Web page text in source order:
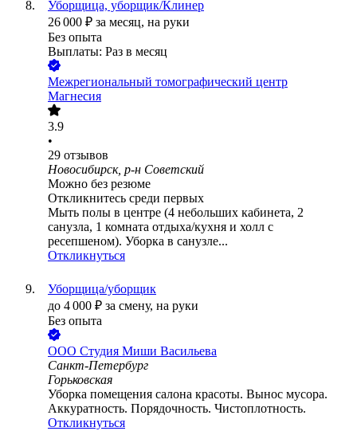
Уборщица, уборщик/Клинер
26 000 ₽ за месяц, на руки
Без опыта
Выплаты: Раз в месяц
Межрегиональный томографический центр
Магнесия
3.9
•
29 отзывов
Новосибирск, р-н Советский
Можно без резюме
Откликнитесь среди первых
Мыть полы в центре (4 небольших кабинета, 2
санузла, 1 комната отдыха/кухня и холл с
ресепшеном). Уборка в санузле...
Откликнуться
Уборщица/уборщик
до 4 000 ₽ за смену, на руки
Без опыта
ООО Студия Миши Васильева
Санкт-Петербург
Горьковская
Уборка помещения салона красоты. Вынос мусора.
Аккуратность. Порядочность. Чистоплотность.
Откликнуться